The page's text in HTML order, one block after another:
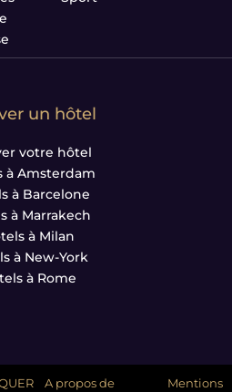
un hôtel
votre hôtel
à Amsterdam
à Barcelone
à Marrakech
à Milan
à New-York
à Rome
A propos de Mentions